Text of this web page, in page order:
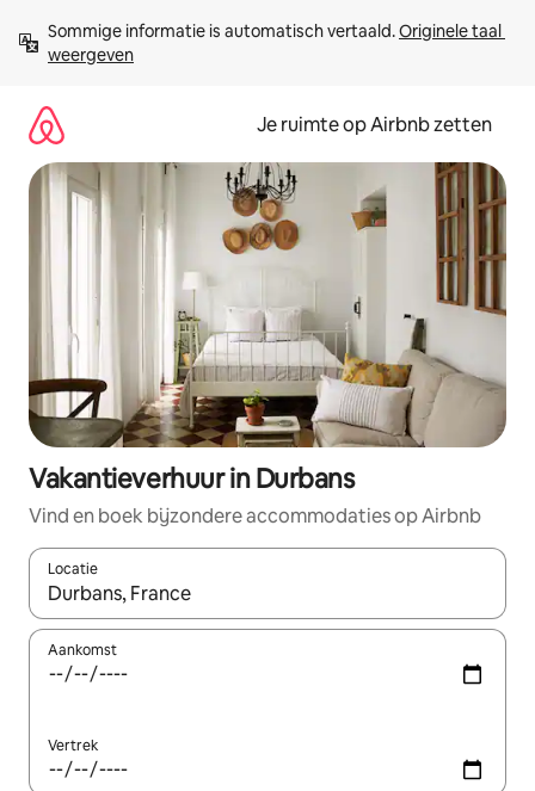
direct
naar
Sommige informatie is automatisch vertaald. Originele taal
weergeven
Je ruimte op Airbnb zetten
Vakantieverhuur in Durbans
Vind en boek bijzondere accommodaties op Airbnb
Locatie
Wanneer er suggesties beschikbaar zijn, maak je een keuze
Aankomst
Vertrek